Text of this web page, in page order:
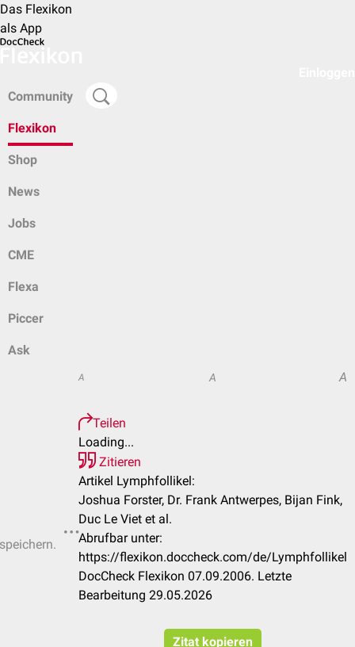
Das Flexikon
als App
Community
Flexikon
Shop
News
Jobs
CME
Flexa
Piccer
Ask
A A A
Teilen
Loading...
Zitieren
Artikel Lymphfollikel:
Joshua Forster, Dr. Frank Antwerpes, Bijan Fink,
Duc Le Viet et al.
Abrufbar unter:
https://flexikon.doccheck.com/de/Lymphfollikel
DocCheck Flexikon 07.09.2006. Letzte
Bearbeitung 29.05.2026
Zitat kopieren